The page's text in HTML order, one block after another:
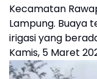
Kecamatan
Lampung. Buaya
irigasi yang
Kamis, 5 Maret